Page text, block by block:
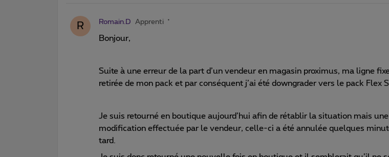
R Romain.D Apprenti
Bonjour,
Suite à une erreur de la part d’un vendeur en magasin proximus, ma ligne
retirée de mon pack et par conséquent j’ai été downgrader vers le pack Flex
Je suis retourné en boutique aujourd’hui afin de rétablir la situation mais
modification effectuée par le vendeur, celle-ci a été annulée quelques
tard.